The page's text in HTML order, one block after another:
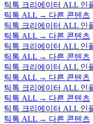
틱톡 크리에이터 ALL 인
틱톡 ALL → 다른 콘텐츠
틱톡 크리에이터 ALL 인
틱톡 ALL → 다른 콘텐츠
틱톡 크리에이터 ALL 인
틱톡 ALL → 다른 콘텐츠
틱톡 크리에이터 ALL 인
틱톡 ALL → 다른 콘텐츠
틱톡 크리에이터 ALL 인
틱톡 ALL → 다른 콘텐츠
틱톡 크리에이터 ALL 인
틱톡 ALL → 다른 콘텐츠